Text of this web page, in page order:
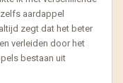
aardappel
zegt dat het beter
verleiden door het
bestaan uit